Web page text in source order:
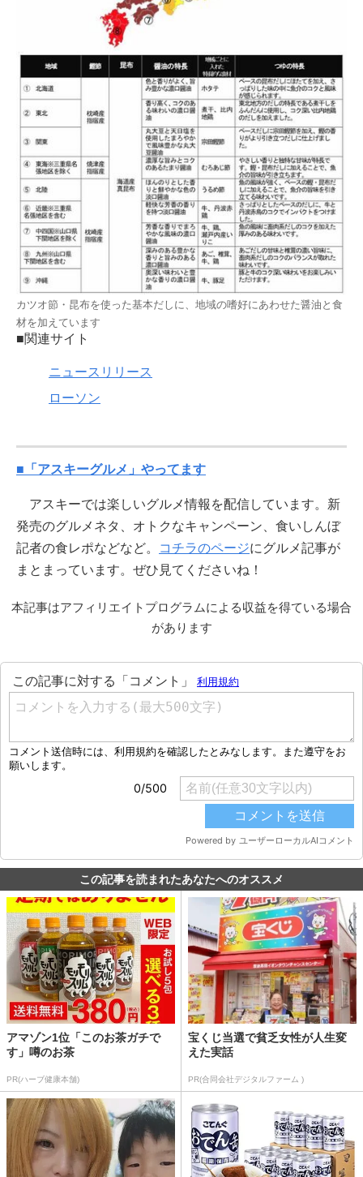
カツオ節・昆布を使った基本だしに、地域の嗜好にあわせた醤油と食
材を加えています
■関連サイト
ニュースリリース
ローソン
■「アスキーグルメ」やってます
アスキーでは楽しいグルメ情報を配信しています。新
発売のグルメネタ、オトクなキャンペーン、食いしんぼ
記者の食レポなどなど。
コチラのページにグルメ記事が
まとまっています。ぜひ見てくださいね！
本記事はアフィリエイトプログラムによる収益を得ている場合
があります
この記事を読まれたあなたへのオススメ
アマゾン1位「このお茶ガチで
す」噂のお茶
PR(ハーブ健康本舗)
宝くじ当選で貧乏女性が人生変
えた実話
PR(合同会社デジタルファーム )